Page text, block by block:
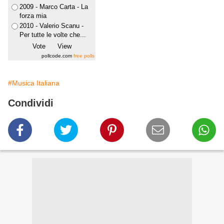
2009 - Marco Carta - La
forza mia
2010 - Valerio Scanu -
Per tutte le volte che...
pollcode.com free polls
#Musica Italiana
Condividi